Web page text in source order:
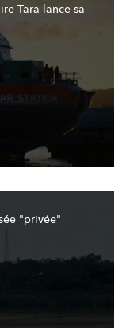
Tara lance sa
"privée"